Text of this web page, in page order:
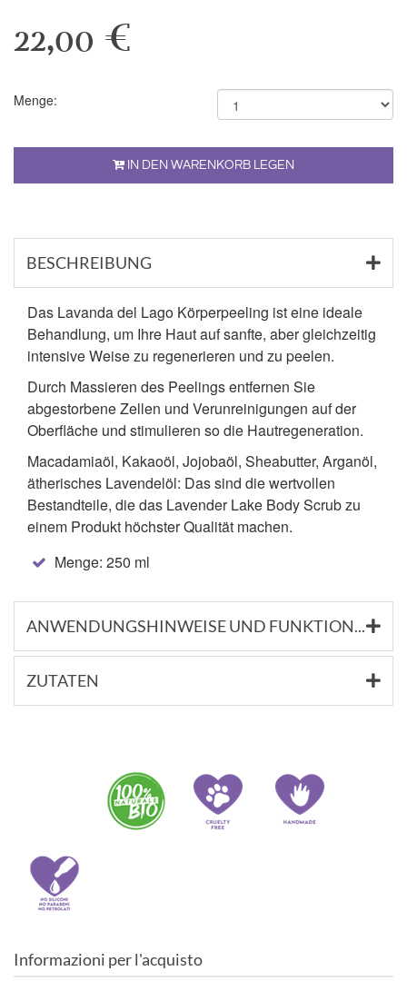
22,00 €
Menge:
IN DEN WARENKORB LEGEN
BESCHREIBUNG
Das Lavanda del Lago Körperpeeling ist eine ideale
Behandlung, um Ihre Haut auf sanfte, aber gleichzeitig
intensive Weise zu regenerieren und zu peelen.
Durch Massieren des Peelings entfernen Sie
abgestorbene Zellen und Verunreinigungen auf der
Oberfläche und stimulieren so die Hautregeneration.
Macadamiaöl, Kakaoöl, Jojobaöl, Sheabutter, Arganöl,
ätherisches Lavendelöl: Das sind die wertvollen
Bestandteile, die das Lavender Lake Body Scrub zu
einem Produkt höchster Qualität machen.
Menge: 250 ml
ANWENDUNGSHINWEISE UND FUNKTIONSSTOFFE
ZUTATEN
Informazioni per l'acquisto